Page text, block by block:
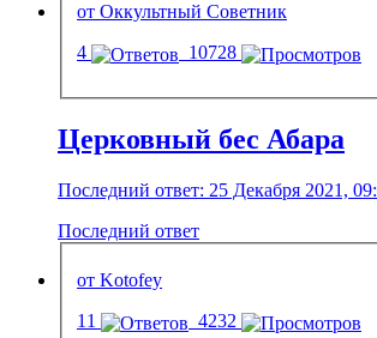
от Оккультный Советник
4
10728
Церковный бес Абара
Последний ответ: 25 Декабря 2021,
Последний ответ
от Kotofey
11
4232